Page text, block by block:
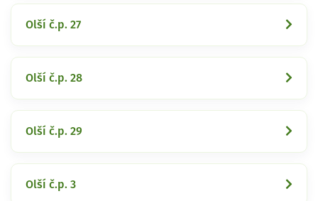
Olší č.p. 27
Olší č.p. 28
Olší č.p. 29
Olší č.p. 3